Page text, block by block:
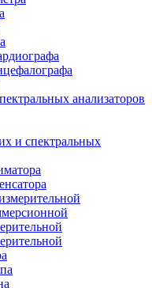
анализаторов
и спектральных